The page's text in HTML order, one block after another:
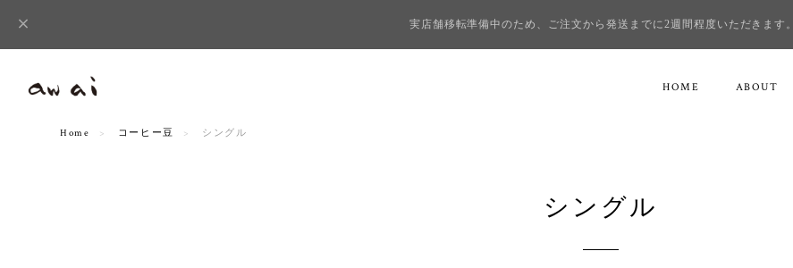
実店舗移転準備中のため、ご注文から発送までに2週間程度いただきます。
HOME ABOUT
Home コーヒー豆 シングル
シングル